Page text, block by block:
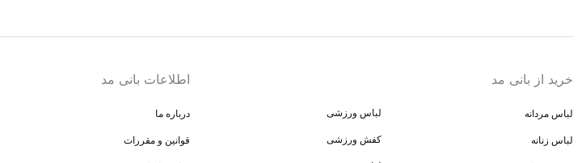
خرید از بانی مد
لباس مردانه
لباس زنانه
لباس ورزشی
کفش ورزشی
اطلاعات بانی مد
درباره ما
قوانین و مقررات